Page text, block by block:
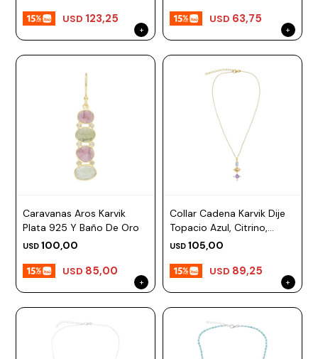
USD 123,25 USD 63,75
Caravanas Aros Karvik
Plata 925 Y Baño De Oro
USD 100,00
USD 85,00
Collar Cadena Karvik Dije
Topacio Azul, Citrino,
Diamantes Y Amatista
USD 105,00
USD 89,25